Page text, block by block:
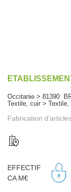
Occitanie > 81390
Textile, cuir > Textile,
Fabrication
EFFECTIF
CA M€